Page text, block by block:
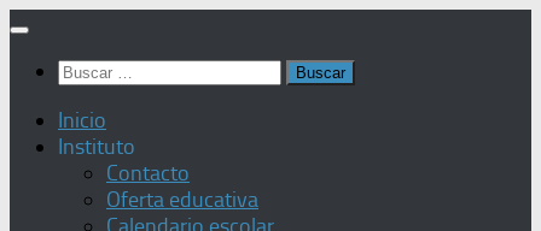
Saltar
contenido
Buscar:
Inicio
Instituto
Contacto
Oferta educativa